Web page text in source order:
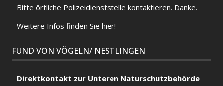
Bitte örtliche Polizeidienststelle kontaktieren. Danke.
Weitere Infos finden Sie hier!
FUND VON VÖGELN/ NESTLINGEN
Direktkontakt zur Unteren Naturschutzbehörde